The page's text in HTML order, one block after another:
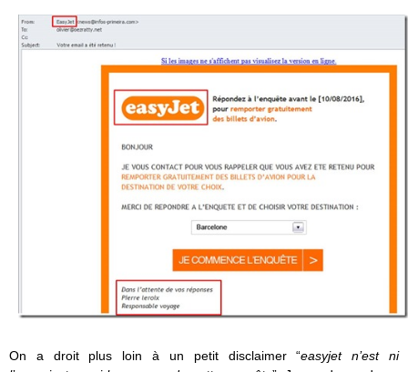
On a droit plus loin à un petit disclaimer “easyjet n’est ni